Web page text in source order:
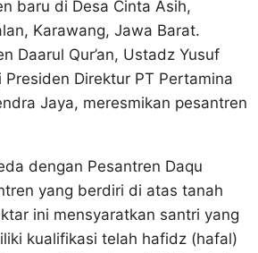
baru di Desa Cinta Asih,
Karawang, Jawa Barat.
Daarul Qur’an, Ustadz Yusuf
Direktur PT Pertamina
Jaya, meresmikan pesantren
dengan Pesantren Daqu
yang berdiri di atas tanah
ini mensyaratkan santri yang
kualifikasi telah hafidz (hafal)